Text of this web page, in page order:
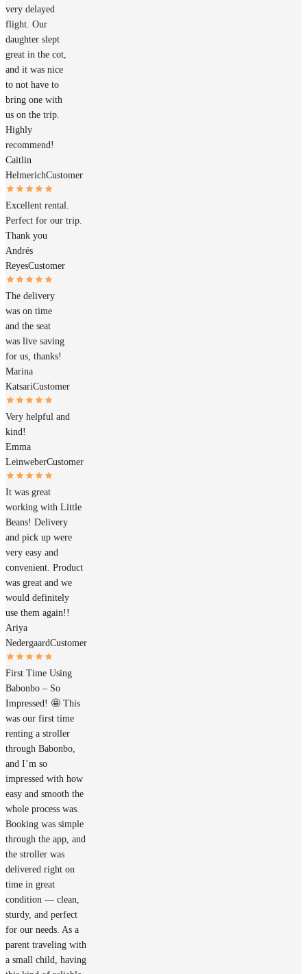
very delayed
flight. Our
daughter slept
great in the cot,
and it was nice
to not have to
bring one with
us on the trip.
Highly
recommend!
Caitlin
HelmerichCustomer
Excellent rental.
Perfect for our trip.
Thank you
Andrés
ReyesCustomer
The delivery
was on time
and the seat
was live saving
for us, thanks!
Marina
KatsariCustomer
Very helpful and
kind!
Emma
LeinweberCustomer
It was great
working with Little
Beans! Delivery
and pick up were
very easy and
convenient. Product
was great and we
would definitely
use them again!!
Ariya
NedergaardCustomer
First Time Using
Babonbo – So
Impressed! 🤩 This
was our first time
renting a stroller
through Babonbo,
and I’m so
impressed with how
easy and smooth the
whole process was.
Booking was simple
through the app, and
the stroller was
delivered right on
time in great
condition — clean,
sturdy, and perfect
for our needs. As a
parent traveling with
a small child, having